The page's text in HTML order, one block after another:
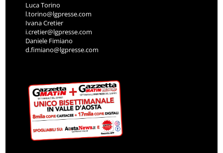
Luca Torino
l.torino@lgpresse.com
Ivana Cretier
i.cretier@lgpresse.com
Daniele Fimiano
d.fimiano@lgpresse.com